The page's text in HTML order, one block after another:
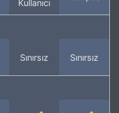
Kullanıcı
Sınırsız Sınırsız